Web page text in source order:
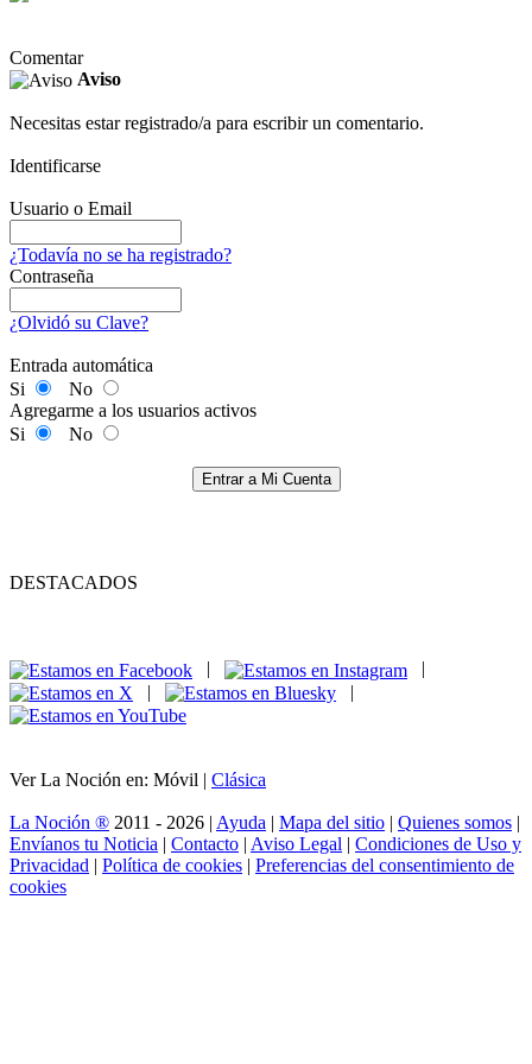
Comentar
Aviso
Necesitas estar registrado/a para escribir un comentario.
Identificarse
Usuario o Email
¿Todavía no se ha registrado?
Contraseña
¿Olvidó su Clave?
Entrada automática
Si
No
Agregarme a los usuarios activos
Si
No
Entrar a Mi Cuenta
DESTACADOS
|
|
Ver La Noción en: Móvil | Clásica
La Noción ® 2011 - 2026 | Ayuda | Mapa del sitio | Quienes somos |
Envíanos tu Noticia | Contacto | Aviso Legal | Condiciones de Uso y
Privacidad | Política de cookies | Preferencias del consentimiento de
cookies